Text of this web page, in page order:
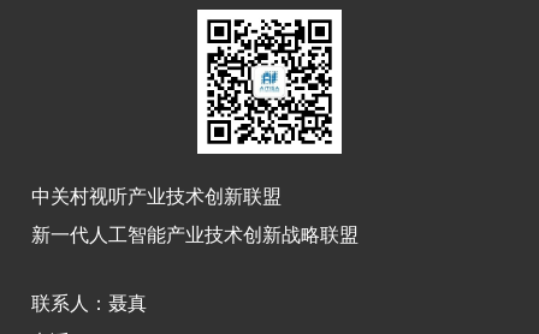
中关村视听产业技术创新联盟
新一代人工智能产业技术创新战略联盟
联系人：聂真